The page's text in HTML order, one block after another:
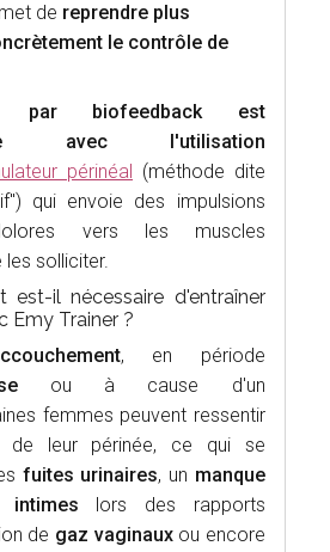
de reprendre plus
le contrôle de
par biofeedback est
avec l'utilisation
périnéal
(méthode dite
qui envoie des impulsions
vers les muscles
les solliciter.
est-il nécessaire d'entraîner
Emy Trainer ?
, en période
ou à cause d'un
femmes peuvent ressentir
de leur périnée, ce qui se
fuites urinaires, un manque
intimes lors des rapports
de gaz vaginauxou encore